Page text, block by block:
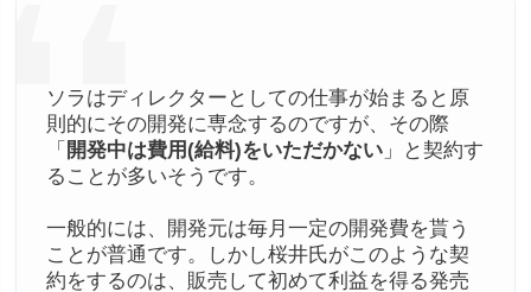
ソラはディレクターとしての仕事が始まると原
則的にその開発に専念するのですが、その際
「 開発中は費用(給料)をいただかない 」と契約す
ることが多いそうです。
一般的には、開発元は毎月一定の開発費を貰う
ことが普通です。しかし桜井氏がこのような契
約をするのは、販売して初めて利益を得る発売